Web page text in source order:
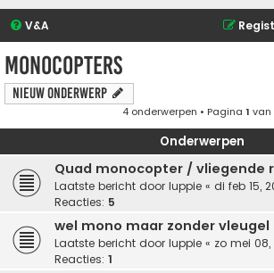
V&A
Monocopters
Nieuw onderwerp
4 onderwerpen • Pagina 1 van
Onderwerpen
Quad monocopter / vliegende
Laatste bericht door luppie « di feb 15,
Reacties: 5
wel mono maar zonder vleugel
Laatste bericht door luppie « zo mei 08,
Reacties: 1